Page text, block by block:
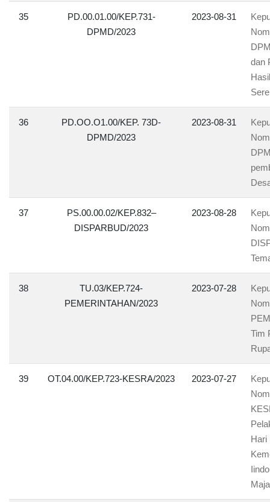
35
PD.00.01.00/KEP.731-
DPMD/2023
2023-08-31
dan
36
PD.OO.O1.00/KEP. 73D-
DPMD/2023
2023-08-31
37
PS.00.00.02/KEP.832–
DISPARBUD/2023
2023-08-28
38
TU.03/KEP.724-
PEMERINTAHAN/2023
2023-07-28
Tim
39 OT.04.00/KEP.723-KESRA/2023 2023-07-27
Hari